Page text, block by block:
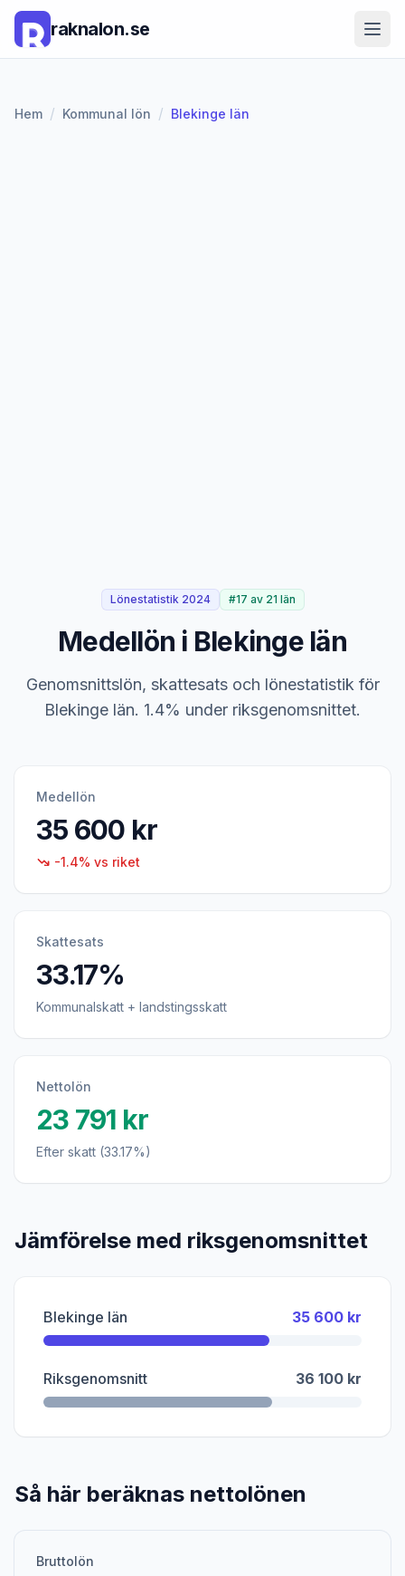
raknalon.se
Hem / Kommunal lön / Blekinge län
Lönestatistik 2024 #17 av 21 län
Medellön i Blekinge län
Genomsnittslön, skattesats och lönestatistik för
Blekinge län. 1.4% under riksgenomsnittet.
Medellön
35 600 kr
-1.4% vs riket
Skattesats
33.17%
Kommunalskatt + landstingsskatt
Nettolön
23 791 kr
Efter skatt (33.17%)
Jämförelse med riksgenomsnittet
Blekinge län 35 600 kr
Riksgenomsnitt 36 100 kr
Så här beräknas nettolönen
Bruttolön